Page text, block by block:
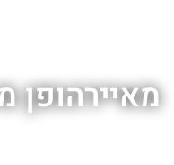
מאיירהופן